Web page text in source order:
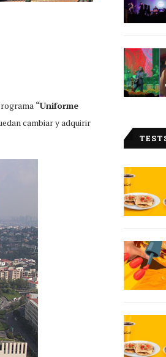
“Uniforme
cambiar y adquirir